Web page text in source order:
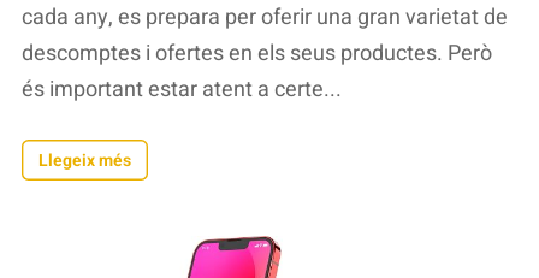
cada any, es prepara per oferir una gran varietat de
descomptes i ofertes en els seus productes. Però
és important estar atent a certe...
Llegeix més